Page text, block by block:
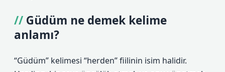
Güdüm ne demek kelime
anlamı?
“Güdüm” kelimesi “herden” fiilinin isim halidir.